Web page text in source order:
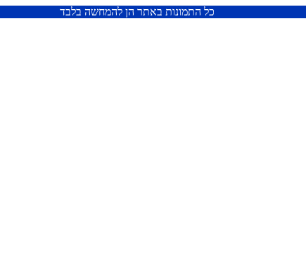
כל התמונות באתר הן להמחשה בלבד